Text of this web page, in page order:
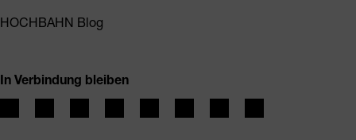
HOCHBAHN Blog
In Verbindung bleiben